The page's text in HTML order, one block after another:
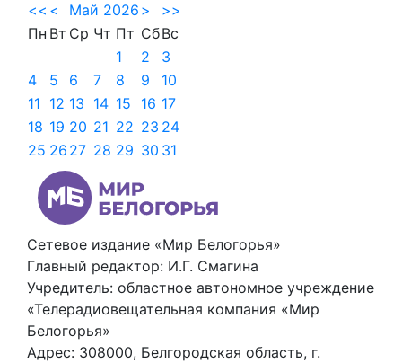
<< < Май 2026 >
>>
Пн Вт Ср Чт Пт СбВс
1
2
3
4
5 6 7 8 9
10
11 12 13 14 15 16 17
18 19 20 21 22 23 24
25 26 27 28 29 30 31
Сетевое издание «Мир Белогорья»
Главный редактор: И.Г. Смагина
Учредитель: областное автономное учреждение
«Телерадиовещательная компания «Мир
Белогорья»
Адрес: 308000, Белгородская область, г.